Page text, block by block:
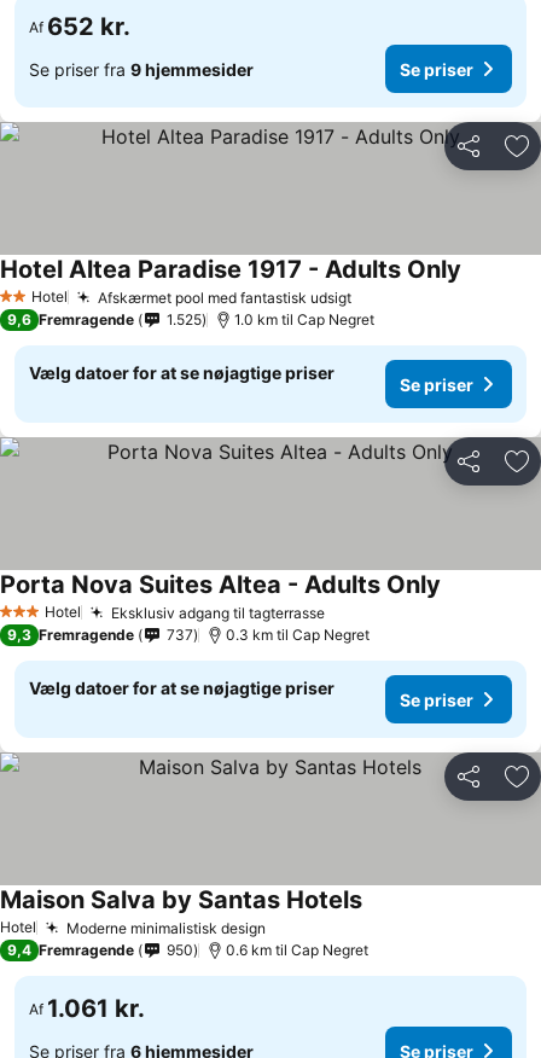
Af 652 kr.
Se priser fra 9 hjemmesider Se priser
Del
2 Stjerner
Hotel Afskærmet pool med fantastisk udsigt
Hotel Altea Paradise 1917 - Adults Only
9,6 Fremragende 1.525 1.0 km til Cap Negret
Vælg datoer for at se nøjagtige priser
Se priser
Del
3 StjernerHotel Eksklusiv adgang til tagterrasse
Porta Nova Suites Altea - Adults Only
9,3 Fremragende 737 0.3 km til Cap Negret
Vælg datoer for at se nøjagtige priser
Se priser
Del
Hotel Moderne minimalistisk design
Maison Salva by Santas Hotels
9,4 Fremragende 950 0.6 km til Cap Negret
Af 1.061 kr.
Se priser fra 6 hjemmesider Se priser